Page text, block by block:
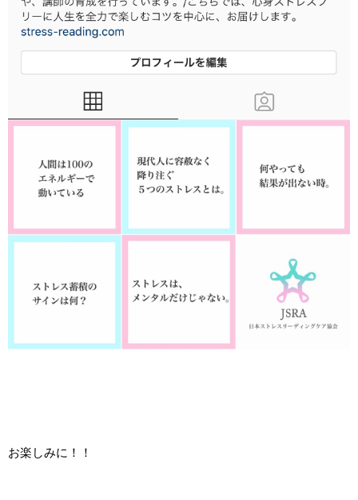
お楽しみに！！